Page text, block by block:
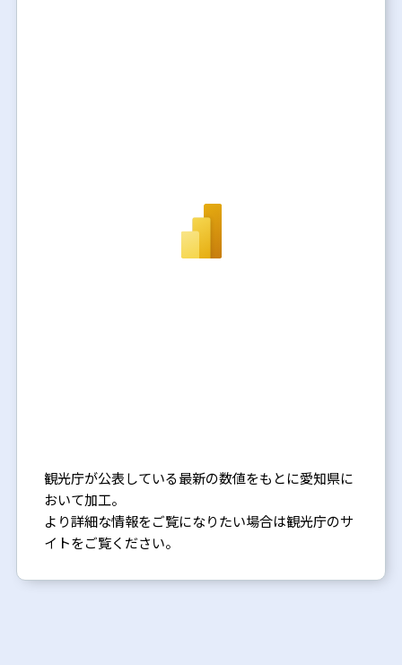
観光庁が公表している最新の数値をもとに愛知県に
おいて加工。
より詳細な情報をご覧になりたい場合は観光庁のサ
イトをご覧ください。